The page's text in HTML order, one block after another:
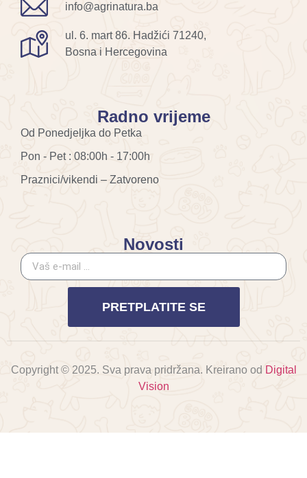
info@agrinatura.ba
ul. 6. mart 86. Hadžići 71240,
Bosna i Hercegovina
Radno vrijeme
Od Ponedjeljka do Petka
Pon - Pet : 08:00h - 17:00h
Praznici/vikendi – Zatvoreno
Novosti
PRETPLATITE SE
Copyright © 2025. Sva prava pridržana. Kreirano od Digital
Vision